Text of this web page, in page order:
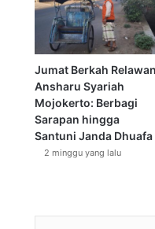
Jumat Berkah Relawan
Ansharu Syariah
Mojokerto: Berbagi
Sarapan hingga
Santuni Janda Dhuafa
2 minggu yang lalu